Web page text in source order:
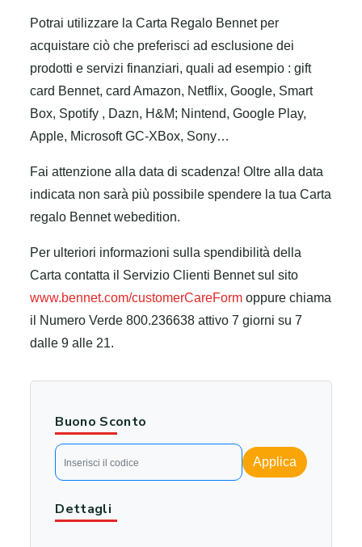
Potrai utilizzare la Carta Regalo Bennet per
acquistare ciò che preferisci ad esclusione dei
prodotti e servizi finanziari, quali ad esempio : gift
card Bennet, card Amazon, Netflix, Google, Smart
Box, Spotify , Dazn, H&M; Nintend, Google Play,
Apple, Microsoft GC-XBox, Sony…
Fai attenzione alla data di scadenza! Oltre alla data
indicata non sarà più possibile spendere la tua Carta
regalo Bennet webedition.
Per ulteriori informazioni sulla spendibilità della
Carta contatta il Servizio Clienti Bennet sul sito
www.bennet.com/customerCareForm oppure chiama
il Numero Verde 800.236638 attivo 7 giorni su 7
dalle 9 alle 21.
Buono Sconto
Applica
Dettagli